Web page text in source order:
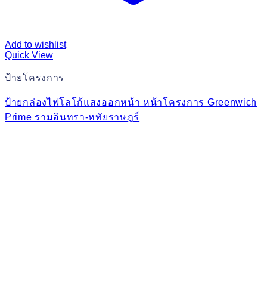
Add to wishlist
Quick View
ป้ายโครงการ
ป้ายกล่องไฟโลโก้แสงออกหน้า หน้าโครงการ Greenwich
Prime รามอินทรา-หทัยราษฎร์